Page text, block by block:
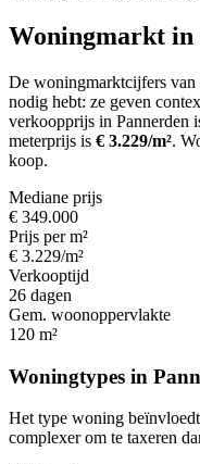
Woningmarkt in
De woningmarktcijfers van
nodig hebt: ze geven
verkoopprijs in Pannerden
meterprijs is € 3.229/m².
koop.
Mediane prijs
€ 349.000
Prijs per m²
€ 3.229/m²
Verkooptijd
26 dagen
Gem. woonoppervlakte
120 m²
Woningtypes in
Het type woning
complexer om te taxeren